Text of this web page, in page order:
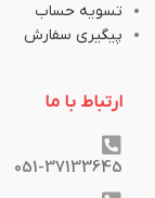
تسویه حساب
پیگیری سفارش
ارتباط با ما
051-37133645